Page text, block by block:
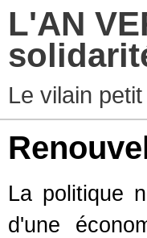
L'AN
Le vilain
La politique
d'une